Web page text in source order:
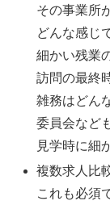
その事業所
どんな感じ
細かい残業
訪問の最終
雑務はどん
委員会など
見学時に細
複数求人比
これも必須